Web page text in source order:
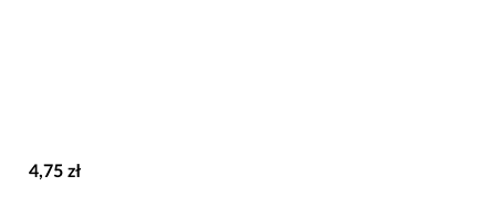
4,75 zł